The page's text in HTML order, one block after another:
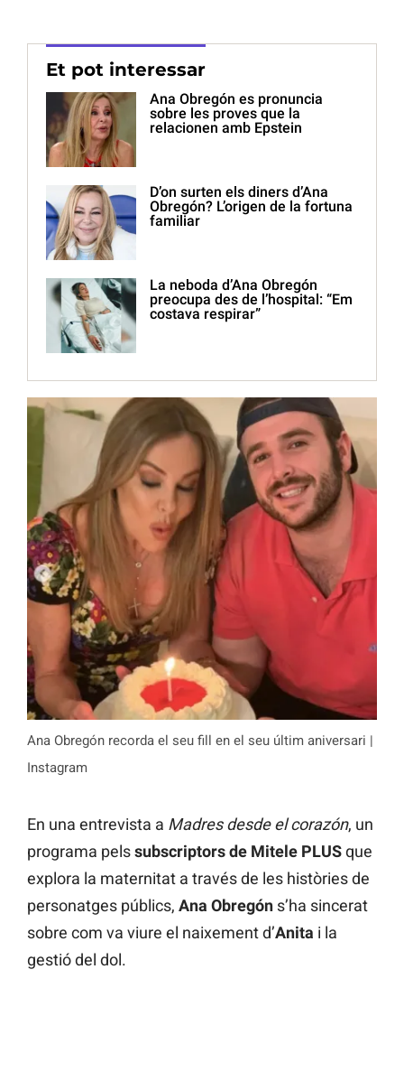
Et pot interessar
Ana Obregón es pronuncia
sobre les proves que la
relacionen amb Epstein
D’on surten els diners d’Ana
Obregón? L’origen de la fortuna
familiar
La neboda d’Ana Obregón
preocupa des de l’hospital: “Em
costava respirar”
Ana Obregón recorda el seu fill en el seu últim aniversari |
Instagram
En una entrevista a Madres desde el corazón, un
programa pelssubscriptors de Mitele PLUSque
explora la maternitat a través de les històries de
personatges públics, Ana Obregón s’ha sincerat
sobre com va viure el naixement d’Anita i la
gestió del dol.